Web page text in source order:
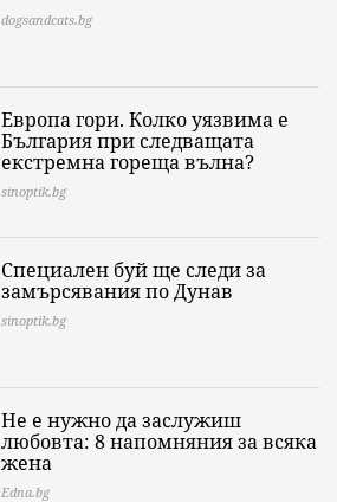
dogsandcats.bg
Европа гори. Колко уязвима е
България при следващата
екстремна гореща вълна?
sinoptik.bg
Специален буй ще следи за
замърсявания по Дунав
sinoptik.bg
Не е нужно да заслужиш
любовта: 8 напомняния за всяка
жена
Edna.bg